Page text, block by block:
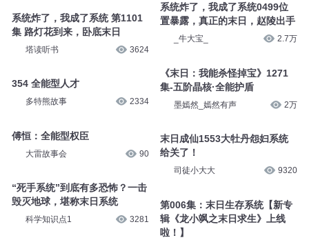
系统炸了，我成了系统 第1101
集 路灯花到来，卧底末日
塔读听书 3624
354 全能型人才
多特熊故事 2334
傅恒：全能型权臣
大雷故事会 90
“死手系统”到底有多恐怖？一击
毁灭地球，堪称末日系统
科学知识点1 3281
系统炸了，我成了系统0499位
置暴露，真正的末日，赵陵出手
_牛大宝_ 2.7万
《末日：我能杀怪掉宝》1271
集-五阶晶核·全能护盾
墨嫣然_嫣然有声 2万
末日成仙1553大牡丹怨妇系统
给关了！
司徒小大大 9320
第006集：末日生存系统【新专
辑《龙小飒之末日求生》上线
啦！】